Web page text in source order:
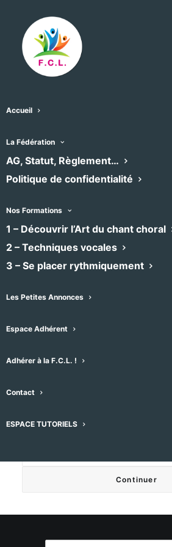
Accueil
La Fédération
AG, Statut, Règlement…
Politique de confidentialité
Nos Formations
1 – Découvrir l’Art du chant choral
2 – Techniques vocales
3 – Se placer rythmiquement
Les Petites Annonces
Espace Adhérent
Adhérer à la F.C.L. !
Contact
ESPACE TUTORIELS
holsitique a Montpellier
ricome.
Votre nom